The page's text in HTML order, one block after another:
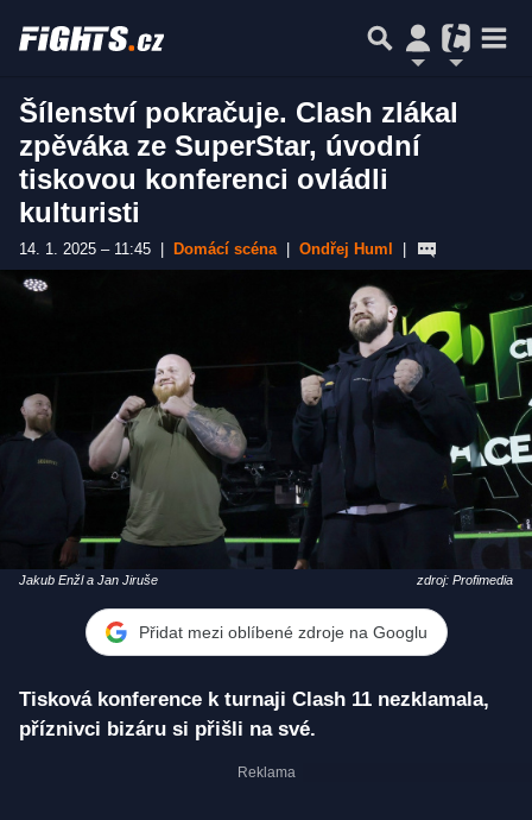
Šílenství pokračuje. Clash zlákal
zpěváka ze SuperStar, úvodní
tiskovou konferenci ovládli
kulturisti
14. 1. 2025 – 11:45 Domácí scéna Ondřej Huml
Jakub Enžl a Jan Jiruše zdroj: Profimedia
Přidat mezi oblíbené zdroje na Googlu
Tisková konference k turnaji Clash 11 nezklamala,
příznivci bizáru si přišli na své.